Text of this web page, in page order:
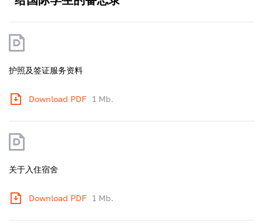
护照及签证服务资料
Download PDF 1 Mb.
关于入住宿舍
Download PDF 1 Mb.